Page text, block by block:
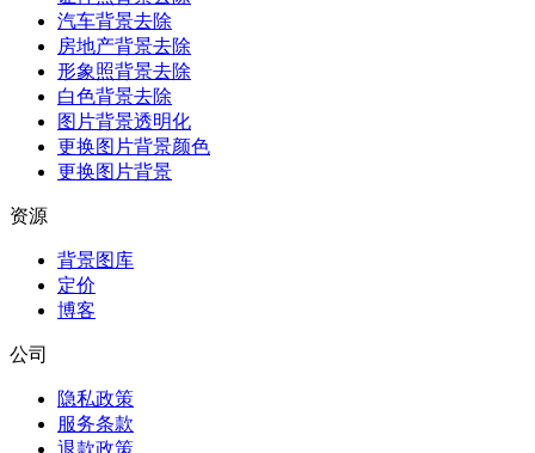
汽车背景去除
房地产背景去除
形象照背景去除
白色背景去除
图片背景透明化
更换图片背景颜色
更换图片背景
资源
背景图库
定价
博客
公司
隐私政策
服务条款